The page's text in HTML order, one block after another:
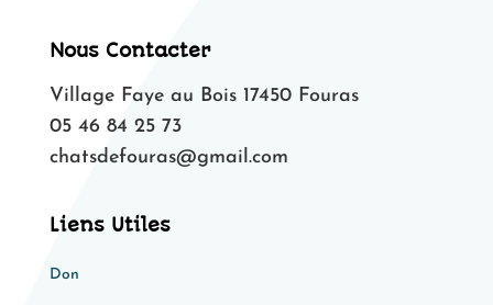
Nous Contacter
Village Faye au Bois 17450 Fouras
05 46 84 25 73
chatsdefouras@gmail.com
Liens Utiles
Don